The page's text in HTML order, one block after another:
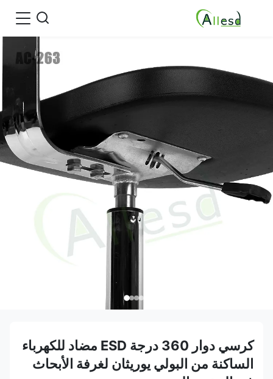
كرسي دوار 360 درجة ESD مضاد للكهرباء
الساكنة من البولي يوريثان لغرفة الأبحاث